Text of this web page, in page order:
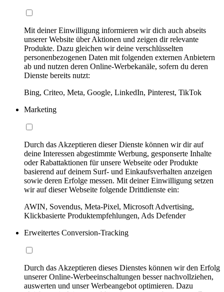
Mit deiner Einwilligung informieren wir dich auch abseits
unserer Website über Aktionen und zeigen dir relevante
Produkte. Dazu gleichen wir deine verschlüsselten
personenbezogenen Daten mit folgenden externen Anbietern
ab und nutzen deren Online-Werbekanäle, sofern du deren
Dienste bereits nutzt:
Bing, Criteo, Meta, Google, LinkedIn, Pinterest, TikTok
Marketing
Durch das Akzeptieren dieser Dienste können wir dir auf
deine Interessen abgestimmte Werbung, gesponserte Inhalte
oder Rabattaktionen für unsere Webseite oder Produkte
basierend auf deinem Surf- und Einkaufsverhalten anzeigen
sowie deren Erfolge messen. Mit deiner Einwilligung setzen
wir auf dieser Webseite folgende Drittdienste ein:
AWIN, Sovendus, Meta-Pixel, Microsoft Advertising,
Klickbasierte Produktempfehlungen, Ads Defender
Erweitertes Conversion-Tracking
Durch das Akzeptieren dieses Dienstes können wir den Erfolg
unserer Online-Werbeeinschaltungen besser nachvollziehen,
auswerten und unser Werbeangebot optimieren. Dazu